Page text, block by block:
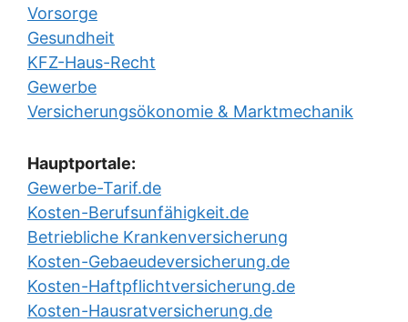
Vorsorge
Gesundheit
KFZ-Haus-Recht
Gewerbe
Versicherungsökonomie & Marktmechanik
Hauptportale:
Gewerbe-Tarif.de
Kosten-Berufsunfähigkeit.de
Betriebliche Krankenversicherung
Kosten-Gebaeudeversicherung.de
Kosten-Haftpflichtversicherung.de
Kosten-Hausratversicherung.de